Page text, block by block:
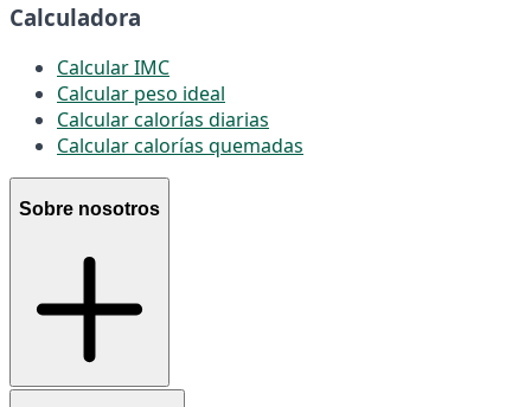
Calculadora
Calcular IMC
Calcular peso ideal
Calcular calorías diarias
Calcular calorías quemadas
Sobre nosotros